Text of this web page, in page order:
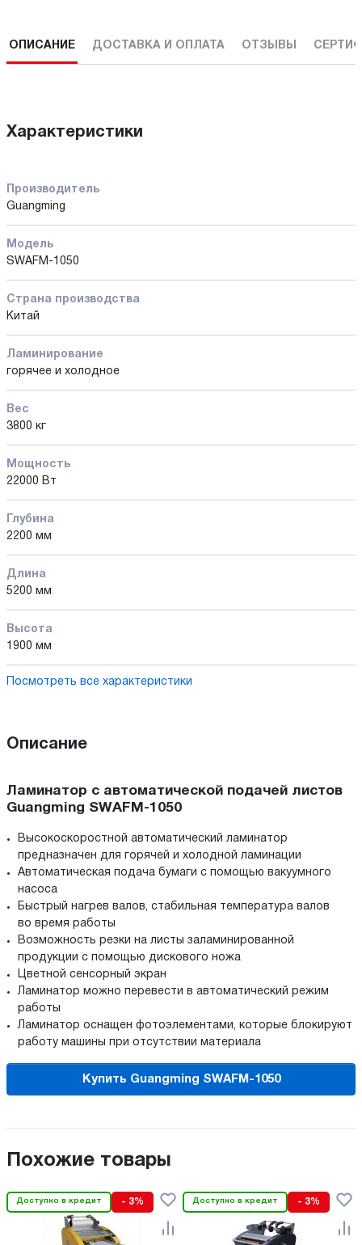
ОПИСАНИЕ ДОСТАВКА И ОПЛАТА ОТЗЫВЫ
Характеристики
Производитель
Guangming
Модель
SWAFM-1050
Страна производства
Китай
Ламинирование
горячее и холодное
Вес
3800 кг
Мощность
22000 Вт
Глубина
2200 мм
Длина
5200 мм
Высота
1900 мм
Посмотреть все характеристики
Описание
Ламинатор с автоматической подачей листов
Guangming SWAFM-1050
Высокоскоростной автоматический ламинатор
предназначен для горячей и холодной ламинации
Автоматическая подача бумаги с помощью вакуумного
насоса
Быстрый нагрев валов, стабильная температура валов
во время работы
Возможность резки на листы заламинированной
продукции с помощью дискового ножа
Цветной сенсорный экран
Ламинатор можно перевести в автоматический режим
работы
Ламинатор оснащен фотоэлементами, которые блокируют
работу машины при отсутствии материала
Купить Guangming SWAFM-1050
Похожие товары
Доступно в кредит - 3% Доступно в кредит - 3%